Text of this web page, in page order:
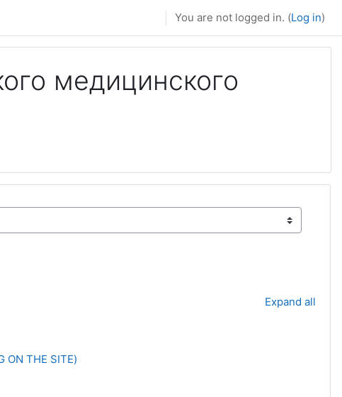
You are not logged in. (Log in)
медицинского
Expand all
THE SITE)